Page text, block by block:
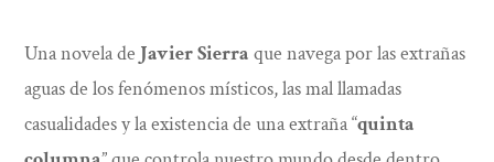
Una novela de Javier Sierraque navega por las extrañas
aguas de los fenómenos místicos, las mal llamadas
casualidades y la existencia de una extraña “quinta